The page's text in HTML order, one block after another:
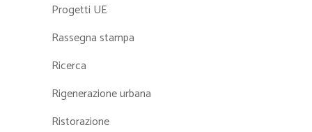
Progetti UE
Rassegna stampa
Ricerca
Rigenerazione urbana
Ristorazione